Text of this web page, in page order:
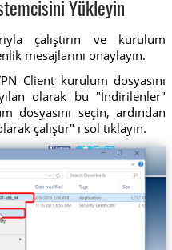
Yükleyin
çalıştırın ve kurulum
mesajlarını onaylayın.
Client kurulum dosyasını
olarak bu "İndirilenler"
dosyasını seçin, ardından
çalıştır" ı sol tıklayın.